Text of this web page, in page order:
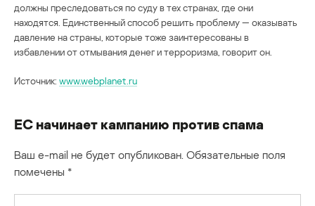
должны преследоваться по суду в тех странах, где они
находятся. Единственный способ решить проблему — оказывать
давление на страны, которые тоже заинтересованы в
избавлении от отмывания денег и терроризма, говорит он.
Источник: www.webplanet.ru
ЕС начинает кампанию против спама
Ваш e-mail не будет опубликован. Обязательные поля
помечены *